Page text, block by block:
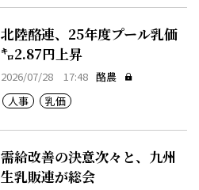
北陸酪連、25年度プール乳価
㌔2.87円上昇
2026/07/28 17:48 酪農
人事
乳価
需給改善の決意次々と、九州
生乳販連が総会